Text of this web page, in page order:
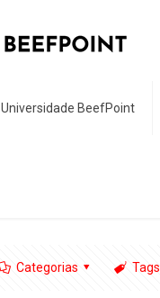
Universidade BeefPoint
Categorias Tags